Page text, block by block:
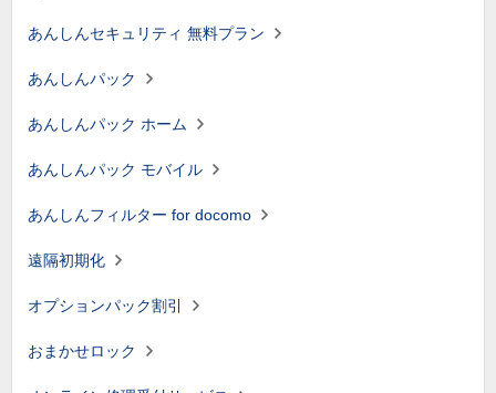
あんしんセキュリティ 無料プラン
あんしんパック
あんしんパック ホーム
あんしんパック モバイル
あんしんフィルター for docomo
遠隔初期化
オプションパック割引
おまかせロック